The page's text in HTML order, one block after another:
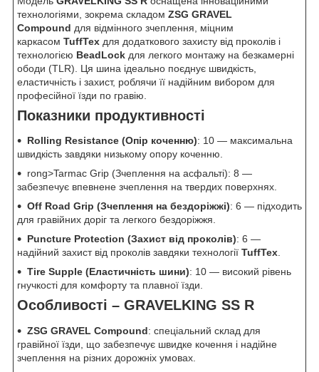
технологіями, зокрема складом ZSG GRAVEL
Compound для відмінного зчеплення, міцним
каркасом TuffTex для додаткового захисту від проколів і
технологією BeadLock для легкого монтажу на безкамерні
ободи (TLR). Ця шина ідеально поєднує швидкість,
еластичність і захист, роблячи її надійним вибором для
професійної їзди по гравію.
Показники продуктивності
Rolling Resistance (Опір коченню): 10 — максимальна
швидкість завдяки низькому опору коченню.
rong>Tarmac Grip (Зчеплення на асфальті): 8 —
забезпечує впевнене зчеплення на твердих поверхнях.
Off Road Grip (Зчеплення на бездоріжжі): 6 — підходить
для гравійних доріг та легкого бездоріжжя.
Puncture Protection (Захист від проколів): 6 —
надійний захист від проколів завдяки технології TuffTex.
Tire Supple (Еластичність шини): 10 — високий рівень
гнучкості для комфорту та плавної їзди.
Особливості – GRAVELKING SS R
ZSG GRAVEL Compound: спеціальний склад для
гравійної їзди, що забезпечує швидке кочення і надійне
зчеплення на різних дорожніх умовах.